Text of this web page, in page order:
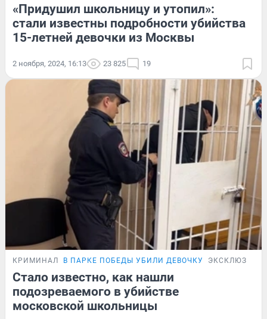
«Придушил школьницу и утопил»:
стали известны подробности убийства
15-летней девочки из Москвы
2 ноября, 2024, 16:13 23 825 19
КРИМИНАЛ В ПАРКЕ ПОБЕДЫ УБИЛИ ДЕВОЧКУ ЭКСКЛЮЗИВ
Стало известно, как нашли
подозреваемого в убийстве
московской школьницы